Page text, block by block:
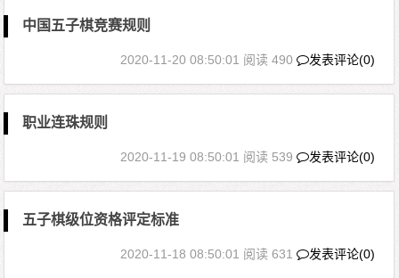
中国五子棋竞赛规则
2020-11-20 08:50:01 阅读 490 发表评论(0)
职业连珠规则
2020-11-19 08:50:01 阅读 539 发表评论(0)
五子棋级位资格评定标准
2020-11-18 08:50:01 阅读 631 发表评论(0)